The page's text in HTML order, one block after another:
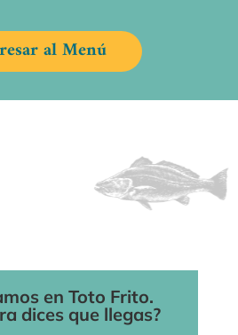
al Menú
en Toto Frito.
dices que llegas?